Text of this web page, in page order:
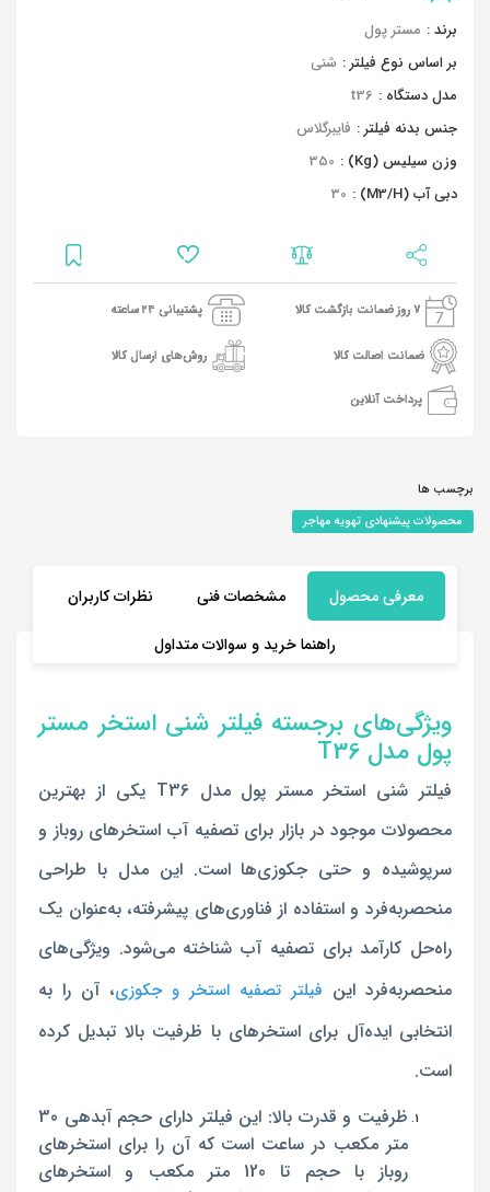
برند : مستر پول
بر اساس نوع فیلتر : شنی
مدل دستگاه : t36
جنس بدنه فیلتر : فایبرگلاس
وزن سیلیس (Kg) :
350
دبی آب (M3/H) :
30
7 روز ضمانت بازگشت کالا پشتیبانی 24 ساعته
ضمانت اصالت کالا روش‌های ارسال کالا
پرداخت آنلاین
برچسب ها
محصولات پیشنهادی تهویه مهاجر
معرفی محصول مشخصات فنی نظرات کاربران
راهنما خرید و سوالات متداول
ویژگی‌های برجسته فیلتر شنی استخر مستر
پول مدل T36
فیلتر شنی استخر مستر پول مدل T36 یکی از بهترین
محصولات موجود در بازار برای تصفیه آب استخرهای روباز و
سرپوشیده و حتی جکوزی‌ها است. این مدل با طراحی
منحصربه‌فرد و استفاده از فناوری‌های پیشرفته، به‌عنوان یک
راه‌حل کارآمد برای تصفیه آب شناخته می‌شود. ویژگی‌های
منحصر‌به‌فرد این فیلتر تصفیه استخر و جکوزی، آن را به
انتخابی ایده‌آل برای استخرهای با ظرفیت بالا تبدیل کرده
است.
ظرفیت و قدرت بالا: این فیلتر دارای حجم آبدهی 30
متر مکعب در ساعت است که آن را برای استخرهای
روباز با حجم تا 120 متر مکعب و استخرهای